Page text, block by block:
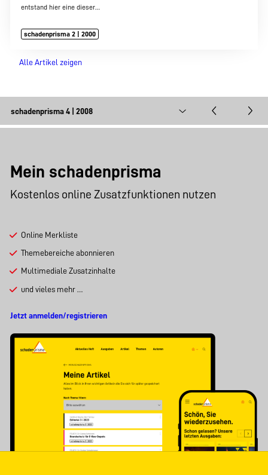
entstand hier eine dieser…
schadenprisma 2 | 2000
Alle Artikel zeigen
Mein schadenprisma
Kostenlos online Zusatzfunktionen nutzen
Online Merkliste
Themebereiche abonnieren
Multimediale Zusatzinhalte
und vieles mehr …
Jetzt anmelden/registrieren